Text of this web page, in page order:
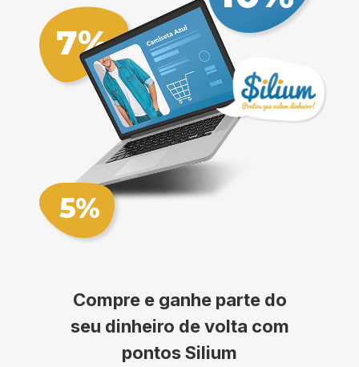
Compre e ganhe parte do
seu dinheiro de volta com
pontos Silium